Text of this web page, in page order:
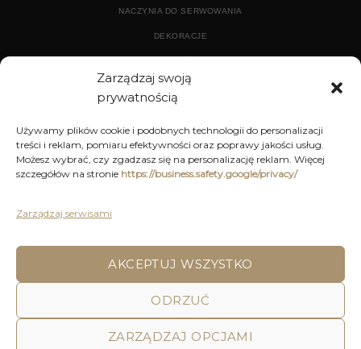
Zarządzaj swoją
prywatnością
Używamy plików cookie i podobnych technologii do personalizacji
treści i reklam, pomiaru efektywności oraz poprawy jakości usług.
Możesz wybrać, czy zgadzasz się na personalizację reklam. Więcej
szczegółów na stronie https://business.safety.google/privacy/
Zarządzaj serwisami
AKCEPTUJ WSZYSTKO
ODRZUĆ
ZARZĄDZAJ OPCJAMI
NACZYNIA DO SERWOWANIA
DEKORACJE
DEKORACJE
KUCHNIA
POLITYKA PRYWATNOŚCI
REGULAMIN SKLEPU ON-LINE
DECOR AND YOU
Decor & You | Home Decorations | Home Accessories |